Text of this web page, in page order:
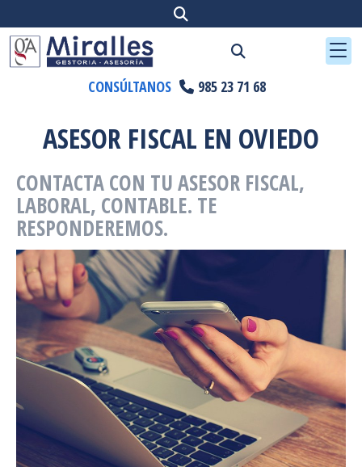
CONSÚLTANOS 985 23 71 68
ASESOR FISCAL EN OVIEDO
CONTACTA CON TU ASESOR FISCAL,
LABORAL, CONTABLE. TE
RESPONDEREMOS.